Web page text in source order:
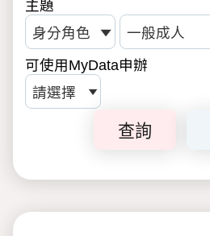
主題
可使用MyData申辦
查詢